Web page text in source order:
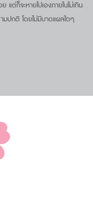
ต่ก็จะหายไปเองภายในไม่เกิน
มปกติ โดยไม่มีบาดแผลใดๆ